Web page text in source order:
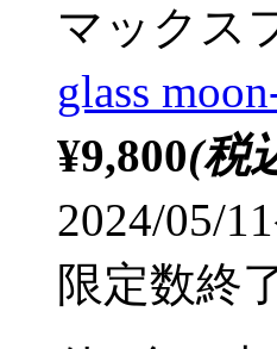
マックス
glass
¥9,800(税
2024/05/
限定数終